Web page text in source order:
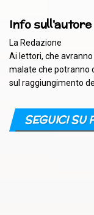
Info sull'autore
La Redazione
Ai lettori, che
malate che potranno
sul raggiungimento
SEGUICI SU